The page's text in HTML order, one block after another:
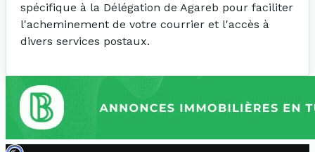
spécifique à la Délégation de Agareb pour faciliter
l'acheminement de votre courrier et l'accès à
divers services postaux.